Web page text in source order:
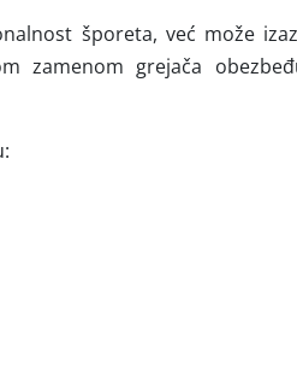
šporeta, već može
zamenom grejača